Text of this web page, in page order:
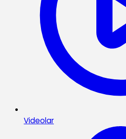
Videolar